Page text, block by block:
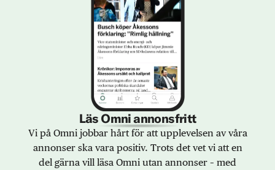
Läs Omni annonsfritt
Vi på Omni jobbar hårt för att upplevelsen av våra
annonser ska vara positiv. Trots det vet vi att en
del gärna vill läsa Omni utan annonser – med